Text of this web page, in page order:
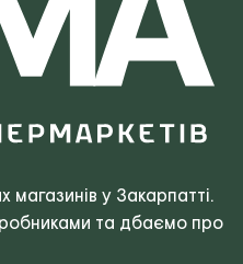
у Закарпатті.
та дбаємо про